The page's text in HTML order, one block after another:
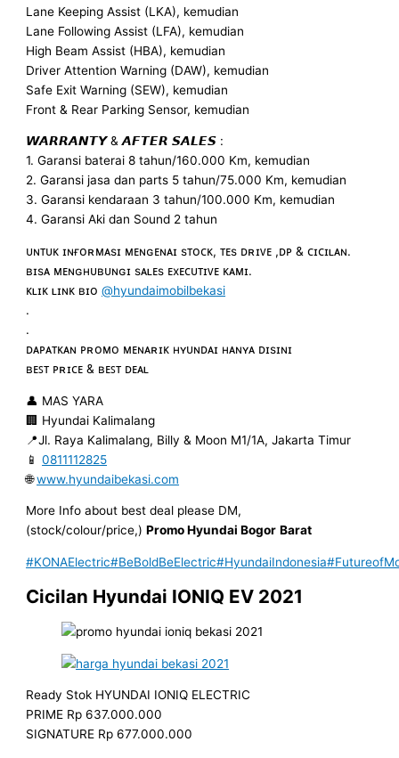
Lane Keeping Assist (LKA), kemudian
Lane Following Assist (LFA), kemudian
High Beam Assist (HBA), kemudian
Driver Attention Warning (DAW), kemudian
Safe Exit Warning (SEW), kemudian
Front & Rear Parking Sensor, kemudian
𝙒𝘼𝙍𝙍𝘼𝙉𝙏𝙔 & 𝘼𝙁𝙏𝙀𝙍 𝙎𝘼𝙇𝙀𝙎 :
1. Garansi baterai 8 tahun/160.000 Km, kemudian
2. Garansi jasa dan parts 5 tahun/75.000 Km, kemudian
3. Garansi kendaraan 3 tahun/100.000 Km, kemudian
4. Garansi Aki dan Sound 2 tahun
ᴜɴᴛᴜᴋ ɪɴғᴏʀᴍᴀsɪ ᴍᴇɴɢᴇɴᴀɪ sᴛᴏᴄᴋ, ᴛᴇs ᴅʀɪᴠᴇ ,ᴅᴘ & ᴄɪᴄɪʟᴀɴ.
ʙɪsᴀ ᴍᴇɴɢʜᴜʙᴜɴɢɪ sᴀʟᴇs ᴇxᴇᴄᴜᴛɪᴠᴇ ᴋᴀᴍɪ.
ᴋʟɪᴋ ʟɪɴᴋ ʙɪᴏ@hyundaimobilbekasi
.
.
ᴅᴀᴘᴀᴛᴋᴀɴ ᴘʀᴏᴍᴏ ᴍᴇɴᴀʀɪᴋ ʜʏᴜɴᴅᴀɪ ʜᴀɴʏᴀ ᴅɪsɪɴɪ
ʙᴇꜱᴛ ᴘʀɪᴄᴇ & ʙᴇꜱᴛ ᴅᴇᴀʟ
👤 MAS YARA
🏢 Hyundai Kalimalang
📍Jl. Raya Kalimalang, Billy & Moon M1/1A, Jakarta Timur
📱0811112825
🌐www.hyundaibekasi.com
More Info about best deal please DM,
(stock/colour/price,)Promo Hyundai Bogor Barat
#KONAElectric#BeBoldBeElectric#HyundaiIndonesia
Cicilan Hyundai IONIQ EV 2021
Ready Stok HYUNDAI IONIQ ELECTRIC
PRIME Rp 637.000.000
SIGNATURE Rp 677.000.000